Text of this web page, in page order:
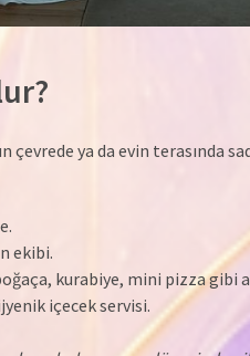
çevrede ya da evin terasında
ekibi.
kurabiye, mini pizza gibi
içecek servisi.